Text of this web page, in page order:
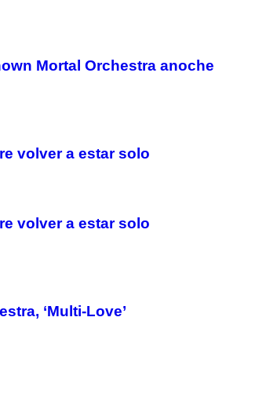
Mortal Orchestra anoche
volver a estar solo
volver a estar solo
‘Multi-Love’